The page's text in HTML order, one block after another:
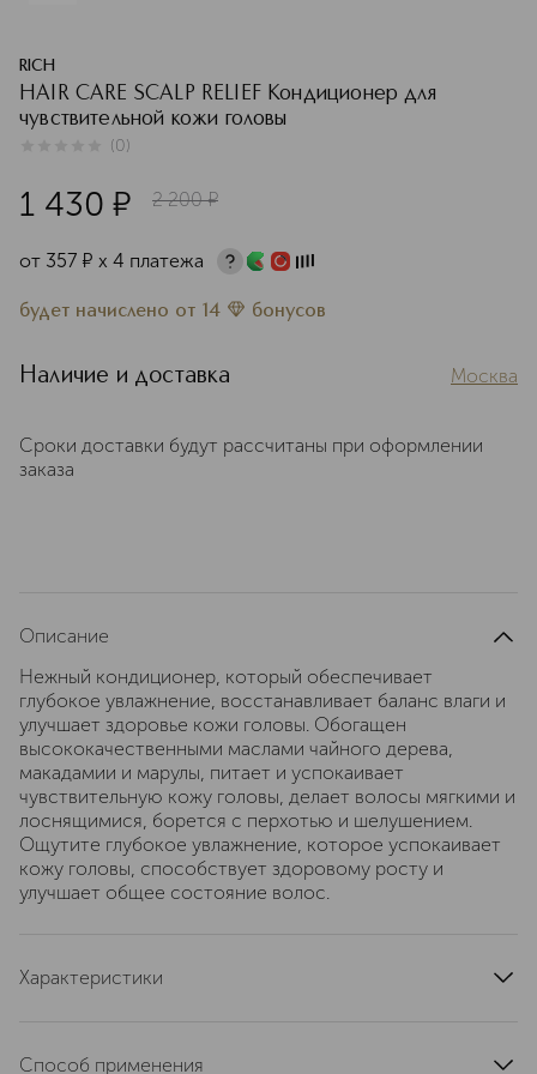
RICH
HAIR CARE SCALP RELIEF Кондиционер для
чувствительной кожи головы
(0)
1 430 ¤ 2 200 ¤
от 357 ¤ х 4 платежа
будет начислено от 14 бонусов
Наличие и доставка Москва
Сроки доставки будут рассчитаны при оформлении
заказа
Описание
Нежный кондиционер, который обеспечивает
глубокое увлажнение, восстанавливает баланс влаги и
улучшает здоровье кожи головы. Обогащен
высококачественными маслами чайного дерева,
макадамии и марулы, питает и успокаивает
чувствительную кожу головы, делает волосы мягкими и
лоснящимися, борется с перхотью и шелушением.
Ощутите глубокое увлажнение, которое успокаивает
кожу головы, способствует здоровому росту и
улучшает общее состояние волос.
Характеристики
область применения
Способ применения